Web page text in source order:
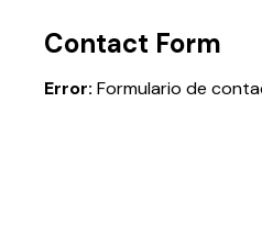
on
e:
Contact Form
Error: Formulario de